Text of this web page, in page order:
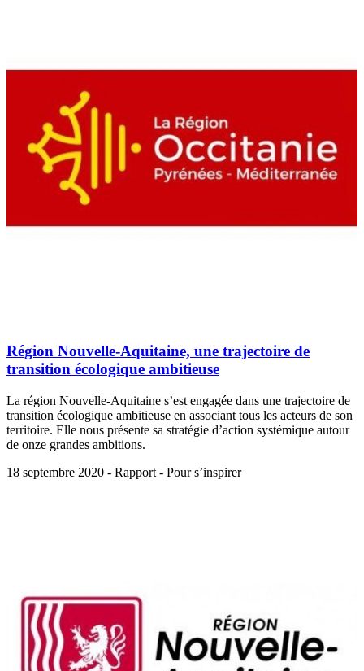
Région Nouvelle-Aquitaine, une trajectoire de
transition écologique ambitieuse
La région Nouvelle-Aquitaine s’est engagée dans une trajectoire de
transition écologique ambitieuse en associant tous les acteurs de son
territoire. Elle nous présente sa stratégie d’action systémique autour
de onze grandes ambitions.
18 septembre 2020 - Rapport - Pour s’inspirer